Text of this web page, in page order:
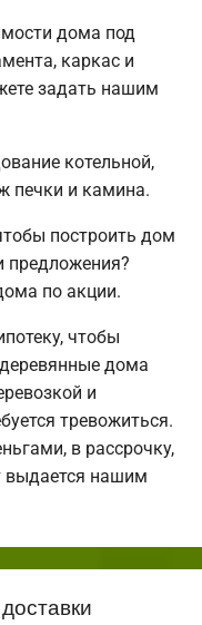
дома под
каркас и
задать нашим
котельной,
печки и камина.
построить дом
предложения?
по акции.
чтобы
дома
и
тревожиться.
в рассрочку,
выдается нашим